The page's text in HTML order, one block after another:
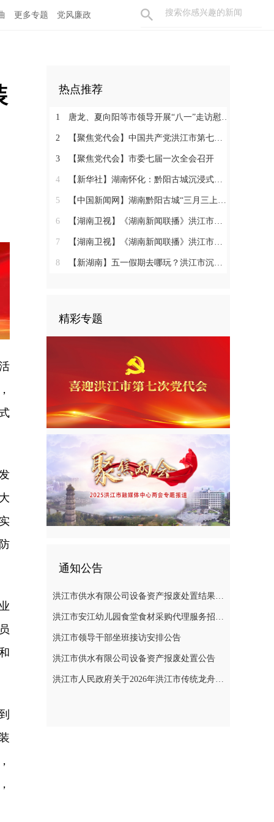
更多专题 党风廉政
热点推荐
1 唐龙、夏向阳等市领导开展“八一”走访慰问活动
2 【聚焦党代会】中国共产党洪江市第七次代表大会胜利闭幕
3 【聚焦党代会】市委七届一次全会召开
4 【新华社】湖南怀化：黔阳古城沉浸式玩法热度攀升
5 【中国新闻网】湖南黔阳古城“三月三上巳节”演绎千年文化盛宴
6 【湖南卫视】《湖南新闻联播》洪江市：相约三月三 体验地道民俗
7 【湖南卫视】《湖南新闻联播》洪江市：相约三月三 体验地道民俗
8 【新湖南】五一假期去哪玩？洪江市沉浸式西游、趣味农耕、青春汇演……5天不重样
精彩专题
通知公告
洪江市供水有限公司设备资产报废处置结果公示
洪江市安江幼儿园食堂食材采购代理服务招标遴选公告
洪江市领导干部坐班接访安排公告
洪江市供水有限公司设备资产报废处置公告
洪江市人民政府关于2026年洪江市传统龙舟赛活动期间临时管制无人机等“低慢小”航空器的通告